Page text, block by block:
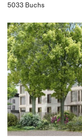
5033 Buchs